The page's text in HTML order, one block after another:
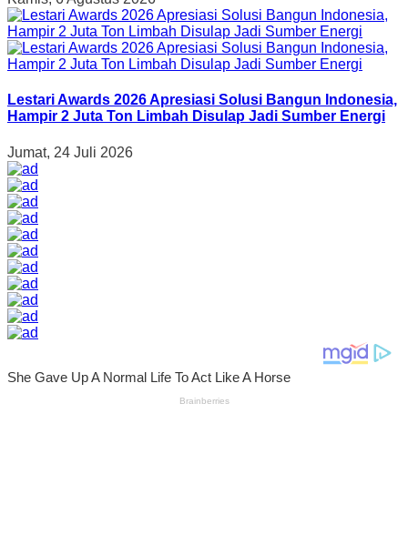
Lestari Awards 2026 Apresiasi Solusi Bangun Indonesia,
Hampir 2 Juta Ton Limbah Disulap Jadi Sumber Energi
Jumat, 24 Juli 2026